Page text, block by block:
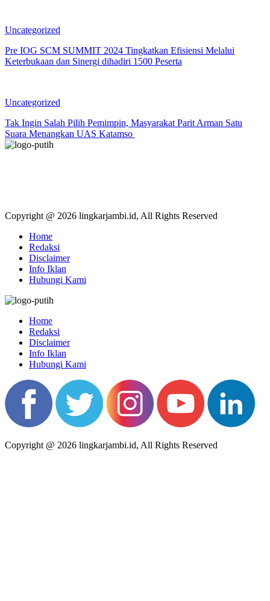
Uncategorized
Pre IOG SCM SUMMIT 2024 Tingkatkan Efisiensi Melalui
Keterbukaan dan Sinergi dihadiri 1500 Peserta
Uncategorized
Tak Ingin Salah Pilih Pemimpin, Masyarakat Parit Arman Satu
Suara Menangkan UAS Katamso
Copyright @ 2026 lingkarjambi.id, All Rights Reserved
Home
Redaksi
Disclaimer
Info Iklan
Hubungi Kami
Home
Redaksi
Disclaimer
Info Iklan
Hubungi Kami
Copyright @ 2026 lingkarjambi.id, All Rights Reserved